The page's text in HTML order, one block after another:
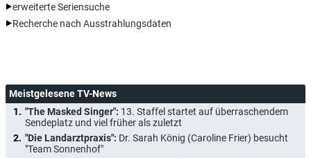
erweiterte Seriensuche
Recherche nach Ausstrahlungsdaten
Meistgelesene TV-News
"The Masked Singer": 13. Staffel startet auf überraschendem
Sendeplatz und viel früher als zuletzt
"Die Landarztpraxis": Dr. Sarah König (Caroline Frier) besucht
"Team Sonnenhof"